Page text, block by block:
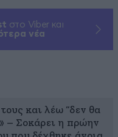
στο Viber και
νέα
και λέω “δεν θα
– Σοκάρει η πρώην